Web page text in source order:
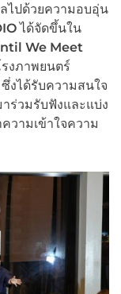
ไปด้วยความอบอุ่น
ได้จัดขึ้นใน
We Meet
งภาพยนตร์
งได้รับความสนใจ
ร่วมรับฟังและแบ่ง
วามเข้าใจความ